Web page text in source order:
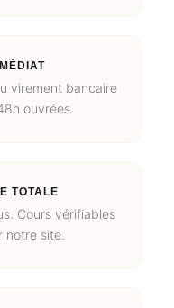
virement bancaire
ouvrées.
TOTALE
Cours vérifiables
notre site.